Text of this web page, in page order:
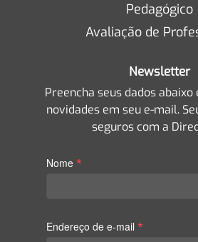
Pedagógico
Avaliação de
Newsletter
Preencha seus dados abaixo
novidades em seu e-mail.
seguros com a
Nome *
Endereço de e-mail *